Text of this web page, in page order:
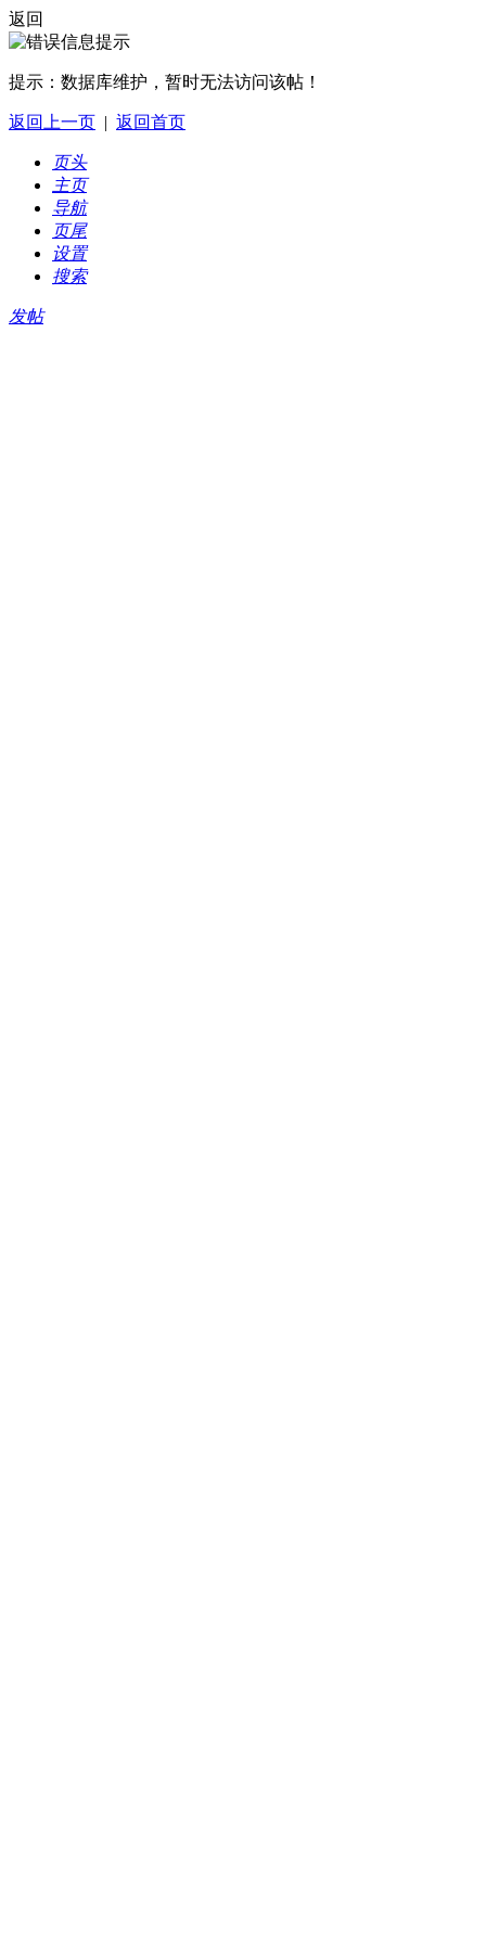
返回
提示： 数据库维护，暂时无法访问该帖！
返回上一页 | 返回首页
页头
主页
导航
页尾
设置
搜索
发帖